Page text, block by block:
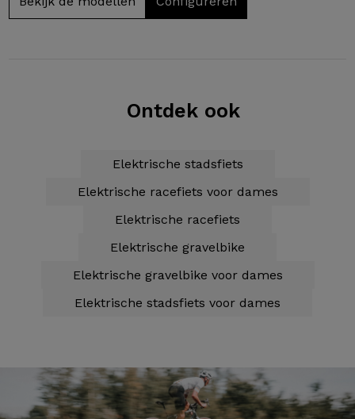
Ontdek ook
Elektrische stadsfiets
Elektrische racefiets voor dames
Elektrische racefiets
Elektrische gravelbike
Elektrische gravelbike voor dames
Elektrische stadsfiets voor dames